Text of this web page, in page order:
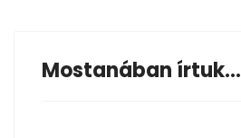
Mostanában írtuk...